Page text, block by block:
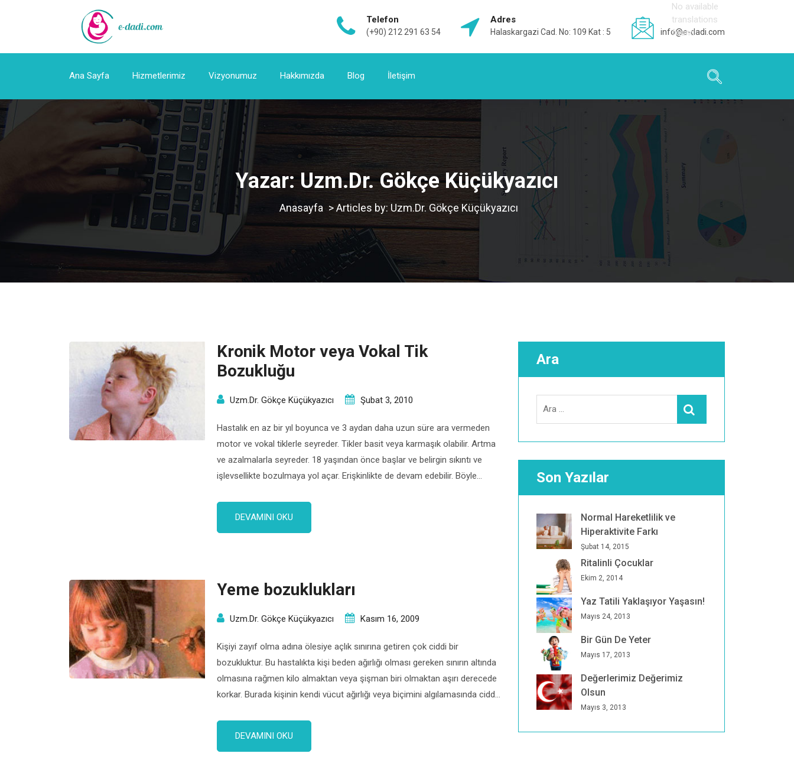
Telefon
(+90) 212 291 63 54
Adres
Halaskargazi Cad. No: 109 Kat : 5 info@e-dadi.com
Ana Sayfa Hizmetlerimiz Vizyonumuz Hakkımızda Blog İletişim
Yazar:Uzm.Dr. Gökçe Küçükyazıcı
>Articles by: Uzm.Dr. Gökçe Küçükyazıcı
Kronik Motor veya Vokal Tik
Bozukluğu
Uzm.Dr. Gökçe Küçükyazıcı Şubat 3, 2010
Hastalık en az bir yıl boyunca ve 3 aydan daha uzun süre ara vermeden
motor ve vokal tiklerle seyreder. Tikler basit veya karmaşık olabilir. Artma
ve azalmalarla seyreder. 18 yaşından önce başlar ve belirgin sıkıntı ve
işlevsellikte bozulmaya yol açar. Erişkinlikte de devam edebilir. Böyle
DEVAMINI OKU
Yeme bozuklukları
Uzm.Dr. Gökçe Küçükyazıcı Kasım 16, 2009
Kişiyi zayıf olma adına ölesiye açlık sınırına getiren çok ciddi bir
bozukluktur. Bu hastalıkta kişi beden ağırlığı olması gereken sınırın altında
olmasına rağmen kilo almaktan veya şişman biri olmaktan aşırı derecede
korkar. Burada kişinin kendi vücut ağırlığı veya biçimini algılamasında ciddi
hastaneye yatmayı gerektirebilecek düzeyde tehlikeli […]
DEVAMINI OKU
Ara
Ara
Son Yazılar
Normal Hareketlilik ve
Hiperaktivite Farkı
Şubat 14, 2015
Ritalinli Çocuklar
Ekim 2, 2014
Yaz Tatili Yaklaşıyor Yaşasın!
Mayıs 24, 2013
Bir Gün De Yeter
Mayıs 17, 2013
Değerlerimiz Değerimiz
Olsun
Mayıs 3, 2013
No available
translations
found